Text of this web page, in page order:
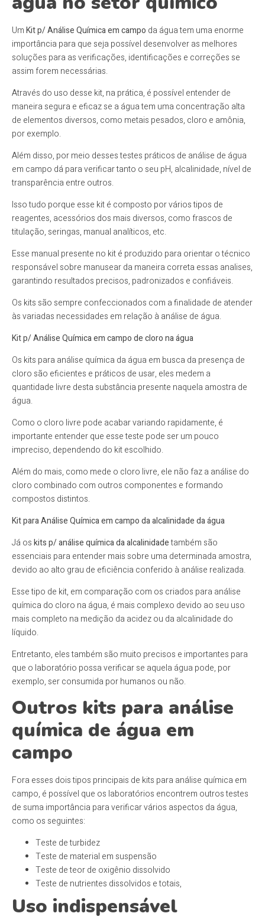
UmKit p/ Análise Química em campo da água tem uma enorme
importância para que seja possível desenvolver as melhores
soluções para as verificações, identificações e correções se
assim forem necessárias.
Através do uso desse kit, na prática, é possível entender de
maneira segura e eficaz se a água tem uma concentração alta
de elementos diversos, como metais pesados, cloro e amônia,
por exemplo.
Além disso, por meio desses testes práticos de análise de água
em campo dá para verificar tanto o seu pH, alcalinidade, nível de
transparência entre outros.
Isso tudo porque esse kit é composto por vários tipos de
reagentes, acessórios dos mais diversos, como frascos de
titulação, seringas, manual analíticos, etc.
Esse manual presente no kit é produzido para orientar o técnico
responsável sobre manusear da maneira correta essas analises,
garantindo resultados precisos, padronizados e confiáveis.
Os kits são sempre confeccionados com a finalidade de atender
às variadas necessidades em relação à análise de água.
Kit p/ Análise Química em campo de cloro na água
Os kits para análise química da água em busca da presença de
cloro são eficientes e práticos de usar, eles medem a
quantidade livre desta substância presente naquela amostra de
água.
Como o cloro livre pode acabar variando rapidamente, é
importante entender que esse teste pode ser um pouco
impreciso, dependendo do kit escolhido.
Além do mais, como mede o cloro livre, ele não faz a análise do
cloro combinado com outros componentes e formando
compostos distintos.
Kit para Análise Química em campo da alcalinidade da água
Já oskits p/ análise química da alcalinidadetambém são
essenciais para entender mais sobre uma determinada amostra,
devido ao alto grau de eficiência conferido à análise realizada.
Esse tipo de kit, em comparação com os criados para análise
química do cloro na água, é mais complexo devido ao seu uso
mais completo na medição da acidez ou da alcalinidade do
líquido.
Entretanto, eles também são muito precisos e importantes para
que o laboratório possa verificar se aquela água pode, por
exemplo, ser consumida por humanos ou não.
Outros kits para análise
química de água em
campo
Fora esses dois tipos principais de kits para análise química em
campo, é possível que os laboratórios encontrem outros testes
de suma importância para verificar vários aspectos da água,
como os seguintes:
Teste de turbidez
Teste de material em suspensão
Teste de teor de oxigênio dissolvido
Teste de nutrientes dissolvidos e totais,
Uso indispensável